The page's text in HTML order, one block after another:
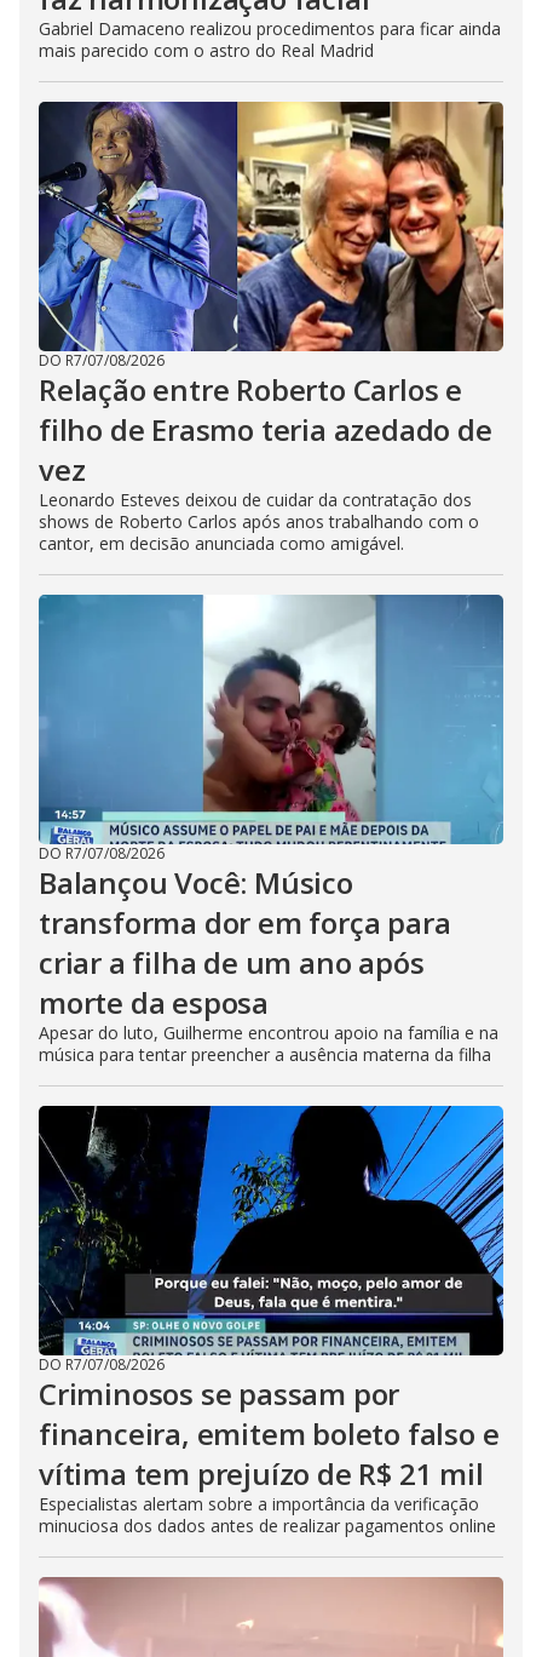
Gabriel Damaceno realizou procedimentos para ficar ainda
mais parecido com o astro do Real Madrid
DO R7/07/08/2026
Relação entre Roberto Carlos e
filho de Erasmo teria azedado de
vez
Leonardo Esteves deixou de cuidar da contratação dos
shows de Roberto Carlos após anos trabalhando com o
cantor, em decisão anunciada como amigável.
DO R7/07/08/2026
Balançou Você: Músico
transforma dor em força para
criar a filha de um ano após
morte da esposa
Apesar do luto, Guilherme encontrou apoio na família e na
música para tentar preencher a ausência materna da filha
DO R7/07/08/2026
Criminosos se passam por
financeira, emitem boleto falso e
vítima tem prejuízo de R$ 21 mil
Especialistas alertam sobre a importância da verificação
minuciosa dos dados antes de realizar pagamentos online